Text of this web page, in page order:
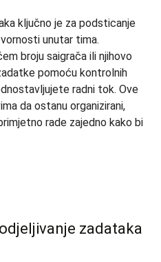
ključno je za podsticanje
unutar tima.
broju saigrača ili njihovo
pomoću kontrolnih
radni tok. Ove
da ostanu organizirani,
rade zajedno kako bi
zadataka